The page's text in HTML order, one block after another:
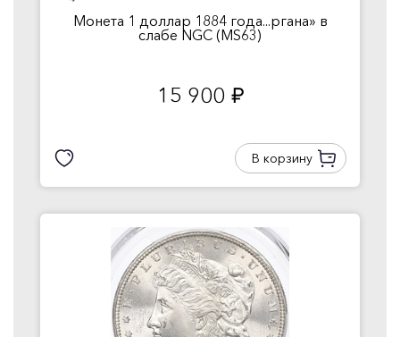
Монета 1 доллар 1884 года...ргана» в
слабе NGC (MS63)
15 900 руб.
В корзину